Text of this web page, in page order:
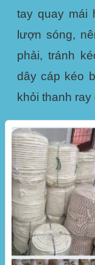
tay quay mái
lượn sóng,
phải, tránh
dây cáp kéo
khỏi thanh ray